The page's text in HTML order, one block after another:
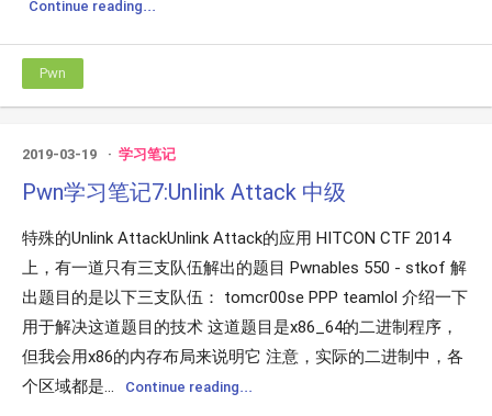
Continue reading...
Pwn
2019-03-19 学习笔记
Pwn学习笔记7:Unlink Attack 中级
特殊的Unlink AttackUnlink Attack的应用 HITCON CTF 2014
上，有一道只有三支队伍解出的题目 Pwnables 550 - stkof 解
出题目的是以下三支队伍： tomcr00se PPP teamlol 介绍一下
用于解决这道题目的技术 这道题目是x86_64的二进制程序，
但我会用x86的内存布局来说明它 注意，实际的二进制中，各
个区域都是...
Continue reading...